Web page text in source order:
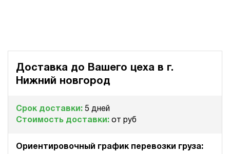
Доставка до Вашего цеха в г.
Нижний новгород
Срок доставки: 5 дней
Стоимость доставки: от руб
Ориентировочный график перевозки груза: